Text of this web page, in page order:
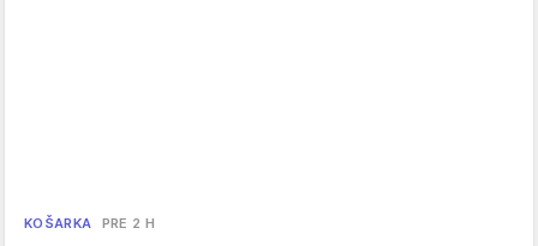
KOŠARKA PRE 2 H